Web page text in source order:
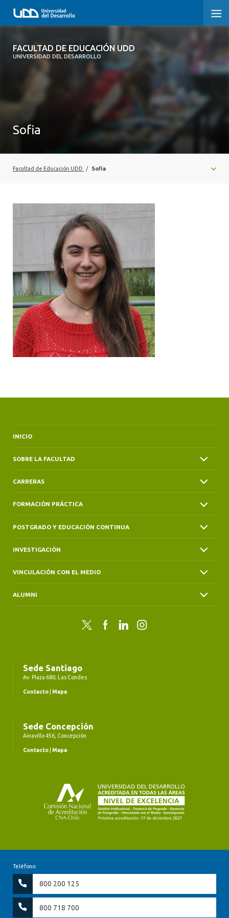
FACULTAD DE EDUCACIÓN UDD
UNIVERSIDAD DEL DESARROLLO
FACULTAD DE EDUCACIÓN UDD
Sofia
Facultad de Educación UDD / Sofia
INICIO
SOBRE LA FACULTAD
CARRERAS
FORMACIÓN PRÁCTICA
POSTGRADO Y EDUCACIÓN CONTINUA
INVESTIGACIÓN
VINCULACIÓN CON EL MEDIO
ALUMNI
Twitter FacebookLinkedInInstagram
Sede Santiago
Av. Plaza 680, Las Condes
Contacto Mapa
Sede Concepción
Ainavillo 456, Concepción
Contacto Mapa
Teléfono:
800 200 125
800 718 700